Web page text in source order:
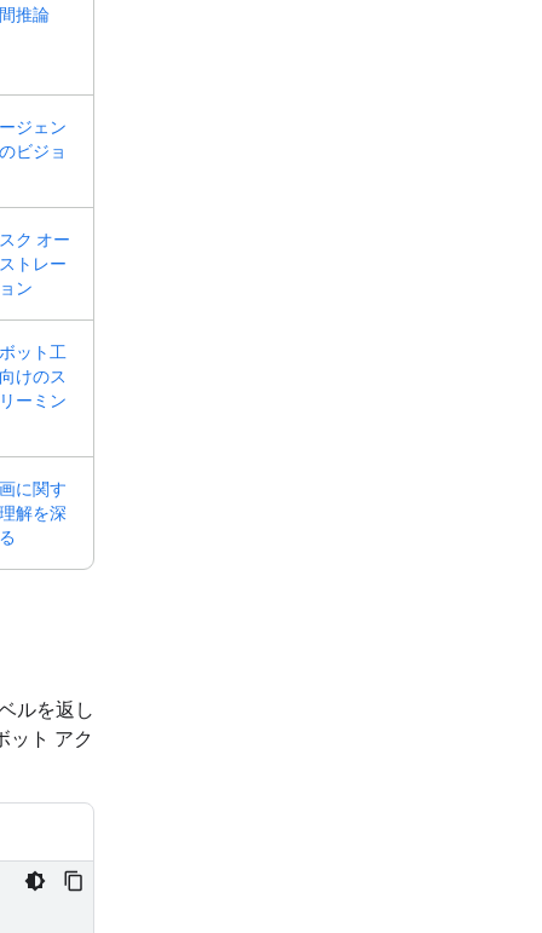
推論
ジェン
ビジョ
ク オー
トレー
ン
ット工
けのス
リーミン
に関す
解を深
ルを返し
ット アク